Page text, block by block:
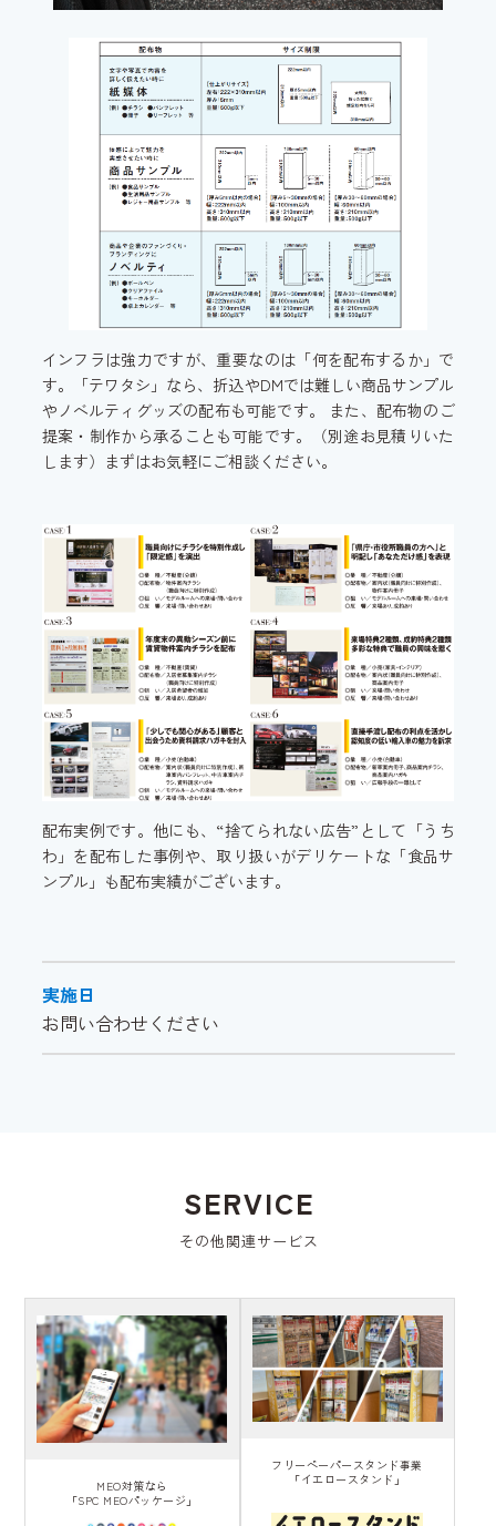
インフラは強力ですが、重要なのは「何を配布するか」で
す。「テワタシ」なら、折込やDMでは難しい商品サンプル
やノベルティグッズの配布も可能です。 また、配布物のご
提案・制作から承ることも可能です。（別途お見積りいた
します）まずはお気軽にご相談ください。
配布実例です。他にも、“捨てられない広告”として「うち
わ」を配布した事例や、取り扱いがデリケートな「食品サ
ンプル」も配布実績がございます。
実施日
お問い合わせください
SERVICE
その他関連サービス
MEO対策なら
「SPC MEOパッケージ」
フリーペーパースタンド事業
「イエロースタンド」